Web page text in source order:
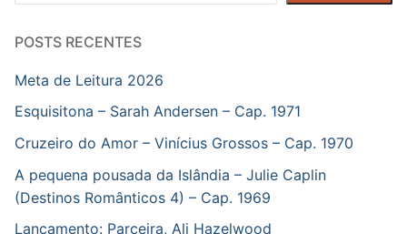
POSTS RECENTES
Meta de Leitura 2026
Esquisitona – Sarah Andersen – Cap. 1971
Cruzeiro do Amor – Vinícius Grossos – Cap. 1970
A pequena pousada da Islândia – Julie Caplin
(Destinos Românticos 4) – Cap. 1969
Lançamento: Parceira, Ali Hazelwood